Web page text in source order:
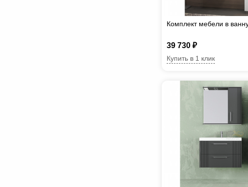
Комплект мебели в
39 730 ₽
Купить в 1 клик